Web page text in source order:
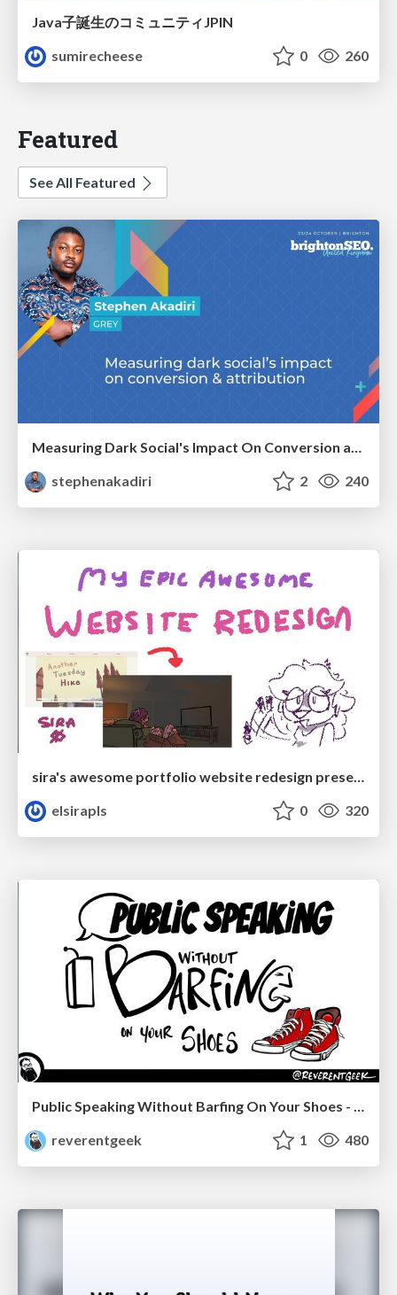
Java子誕生のコミュニティJPIN
sumirecheese
0 260
Featured
See All Featured
stephenakadiri
2 240
sira's awesome portfolio website redesign presentation
elsirapls
0 320
Public Speaking Without Barfing On Your Shoes - THAT 2023
reverentgeek
1 480